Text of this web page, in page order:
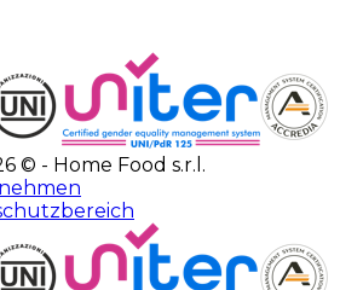
© - Home Food s.r.l.